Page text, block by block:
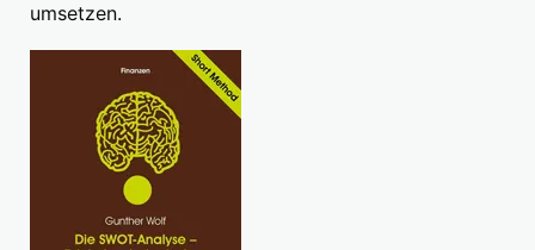
umsetzen.